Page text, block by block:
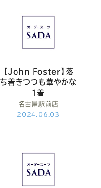
【John Foster】落
ち着きつつも華やかな
１着
名古屋駅前店
2024.06.03